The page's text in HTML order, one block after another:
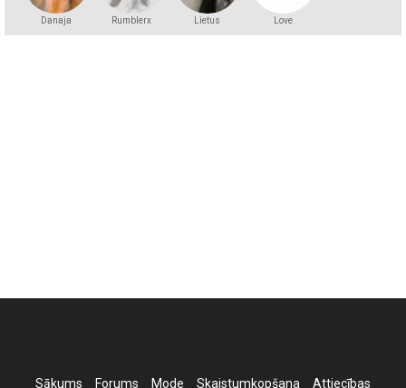
Danaja Rumblerx Lietus Love
Sākums Forums Mode Skaistumkopšana Attiecības